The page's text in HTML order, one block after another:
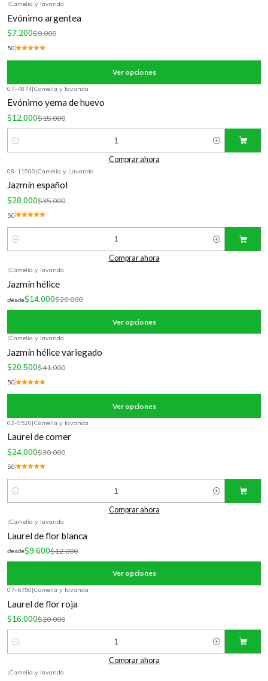
|Camelia y lavanda
Evónimo argentea
$7.200$9.000
5.0
Ver opciones
07-4874|Camelia y lavanda
Evónimo yema de huevo
$12.000$15.000
Cantidad
Comprar ahora
08-11900|Camelia y Lavanda
Jazmín español
$28.000$35.000
5.0
Cantidad
Comprar ahora
|Camelia y lavanda
Jazmín hélice
desde$14.000$20.000
Ver opciones
|Camelia y lavanda
Jazmín hélice variegado
$20.500$41.000
5.0
Ver opciones
02-9520|Camelia y lavanda
Laurel de comer
$24.000$30.000
5.0
Cantidad
Comprar ahora
|Camelia y lavanda
Laurel de flor blanca
desde$9.600$12.000
Ver opciones
07-6750|Camelia y lavanda
Laurel de flor roja
$16.000$20.000
Cantidad
Comprar ahora
|Camelia y lavanda